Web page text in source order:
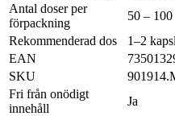
Antal doser per
förpackning
50 – 100
Rekommenderad dos
1–2
EAN
SKU
Fri från onödigt
innehåll
Ja